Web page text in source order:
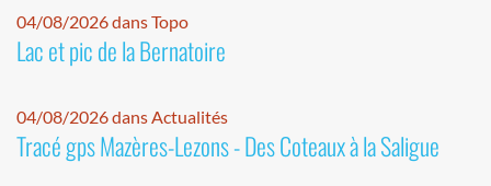
04/08/2026 dans Topo
Lac et pic de la Bernatoire
04/08/2026 dans Actualités
Tracé gps Mazères-Lezons - Des Coteaux à la Saligue